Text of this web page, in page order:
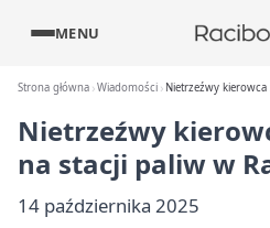
MENU
Strona główna Wiadomości Nietrzeźwy
Nietrzeźwy
na stacji paliw w
14 października 2025